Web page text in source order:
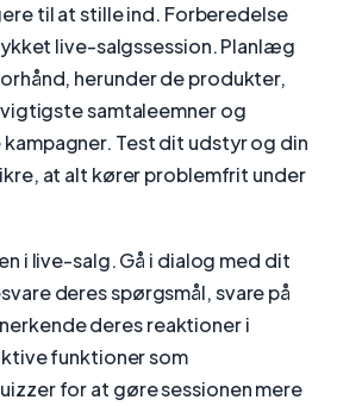
til at stille ind. Forberedelse
live-salgssession. Planlæg
herunder de produkter,
samtaleemner og
Test dit udstyr og din
at alt kører problemfrit under
i live-salg. Gå i dialog med dit
deres spørgsmål, svare på
deres reaktioner i
funktioner som
for at gøre sessionen mere